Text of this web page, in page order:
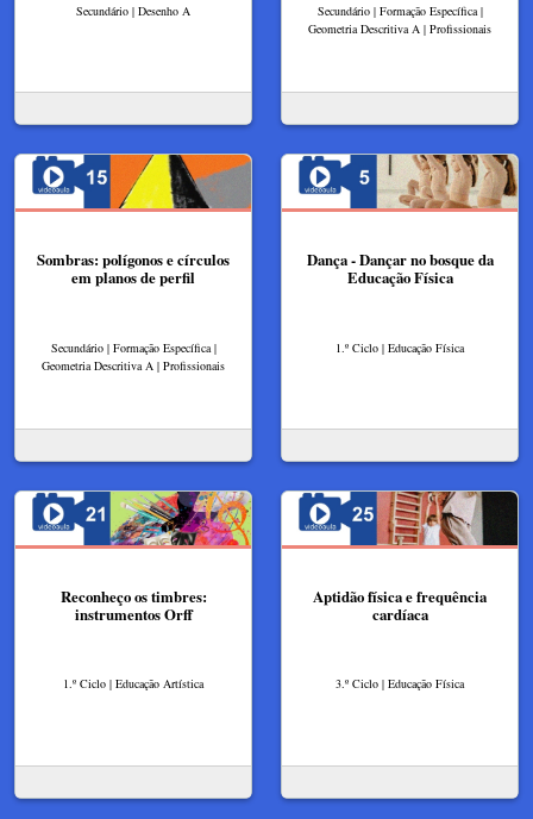
Secundário | Desenho A
Secundário | Formação Específica |
Geometria Descritiva A | Profissionais
Sombras: polígonos e círculos
em planos de perfil
Secundário | Formação Específica |
Geometria Descritiva A | Profissionais
Dança - Dançar no bosque da
Educação Física
1.º Ciclo | Educação Física
Reconheço os timbres:
instrumentos Orff
1.º Ciclo | Educação Artística
Aptidão física e frequência
cardíaca
3.º Ciclo | Educação Física